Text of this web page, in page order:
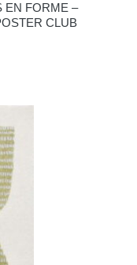
EN FORME –
CLUB